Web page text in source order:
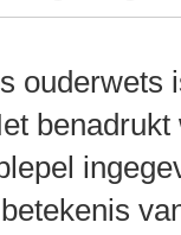
ouderwets